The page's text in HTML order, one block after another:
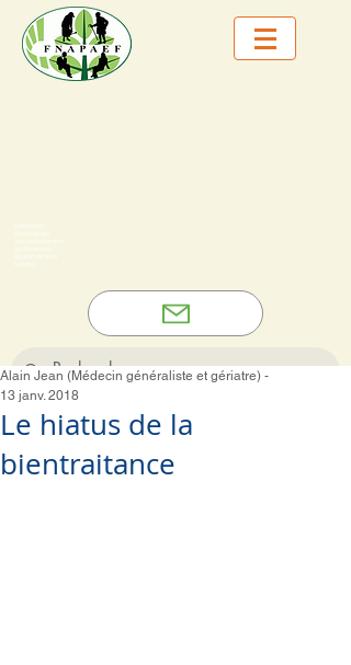
Le hiatus de la
bientraitance
Alain Jean (Médecin généraliste et gériatre) -
13 janv. 2018